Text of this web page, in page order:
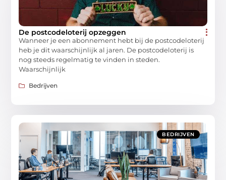
De postcodeloterij opzeggen
Wanneer je een abonnement hebt bij de postcodeloterij
heb je dit waarschijnlijk al jaren. De postcodeloterij is
nog steeds regelmatig te vinden in steden.
Waarschijnlijk
Bedrijven
BEDRIJVEN